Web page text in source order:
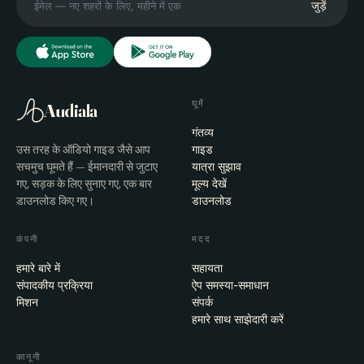
जुड़ें
Audiala
उस तरह के ऑडियो गाइड जैसे आप
सचमुच घूमते हैं — ईमानदारी से जुटाए
गए, सड़क के लिए सुनाए गए, एक बार
डाउनलोड किए गए।
घूमें
गंतव्य
गाइड
यात्रा सुझाव
मूल्य देखें
डाउनलोड
कंपनी
हमारे बारे में
संपादकीय प्रक्रिया
मिशन
मदद
सहायता
ऐप समस्या-समाधान
संपर्क
हमारे साथ साझेदारी करें
कानूनी